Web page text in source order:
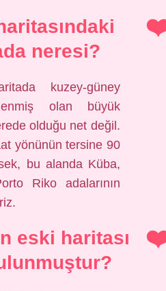
neresi?
kuzey-güney
olan büyük
olduğu net değil.
yönünün tersine 90
bu alanda Küba,
Riko adalarının
eski haritası